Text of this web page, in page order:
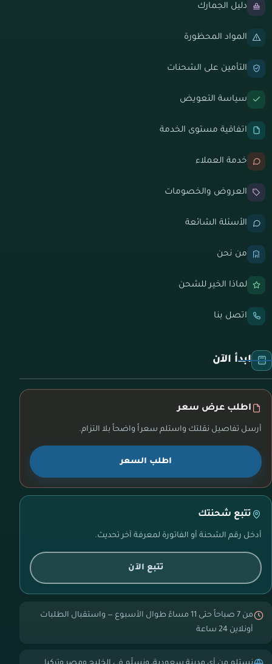
دليل الجمارك
المواد المحظورة
التأمين على الشحنات
سياسة التعويض
اتفاقية مستوى الخدمة
خدمة العملاء
العروض والخصومات
الأسئلة الشائعة
من نحن
لماذا الخير للشحن
اتصل بنا
ابدأ الآن
اطلب عرض سعر
أرسل تفاصيل نقلتك واستلم سعراً واضحاً بلا التزام.
اطلب السعر
تتبع شحنتك
أدخل رقم الشحنة أو الفاتورة لمعرفة آخر تحديث.
تتبع الآن
من 7 صباحاً حتى 11 مساءً طوال الأسبوع — واستقبال الطلبات
أونلاين 24 ساعة